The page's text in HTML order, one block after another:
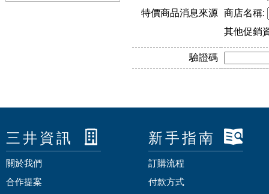
特價商品消息來源 商店名稱:
其他促銷
驗證碼
三井資訊
關於我們
合作提案
新手指南
訂購流程
付款方式